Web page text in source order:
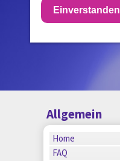
Allgemein
Home
FAQ
Einverstanden